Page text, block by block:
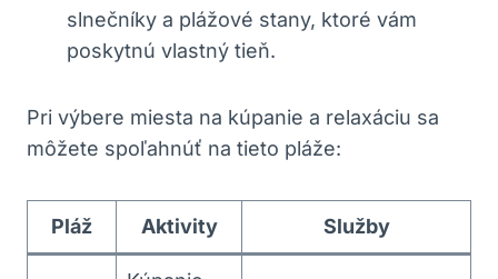
slnečníky a plážové stany, ktoré vám
poskytnú vlastný tieň.
Pri výbere miesta na kúpanie a relaxáciu sa
môžete spoľahnúť na tieto pláže:
Pláž Aktivity Služby